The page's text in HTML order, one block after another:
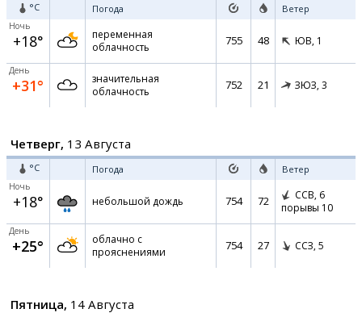
°C Погода Ветер
Ночь
+18°
переменная
облачность
755 48 ЮВ, 1
День
+31°
значительная
облачность
752 21 ЗЮЗ, 3
Четверг, 13 Августа
°C Погода Ветер
Ночь
+18° небольшой дождь 754 72 ССВ, 6
порывы 10
День
+25°
облачно с
прояснениями
754 27 ССЗ, 5
Пятница, 14 Августа